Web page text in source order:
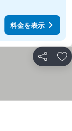
料金を表示
シェア お